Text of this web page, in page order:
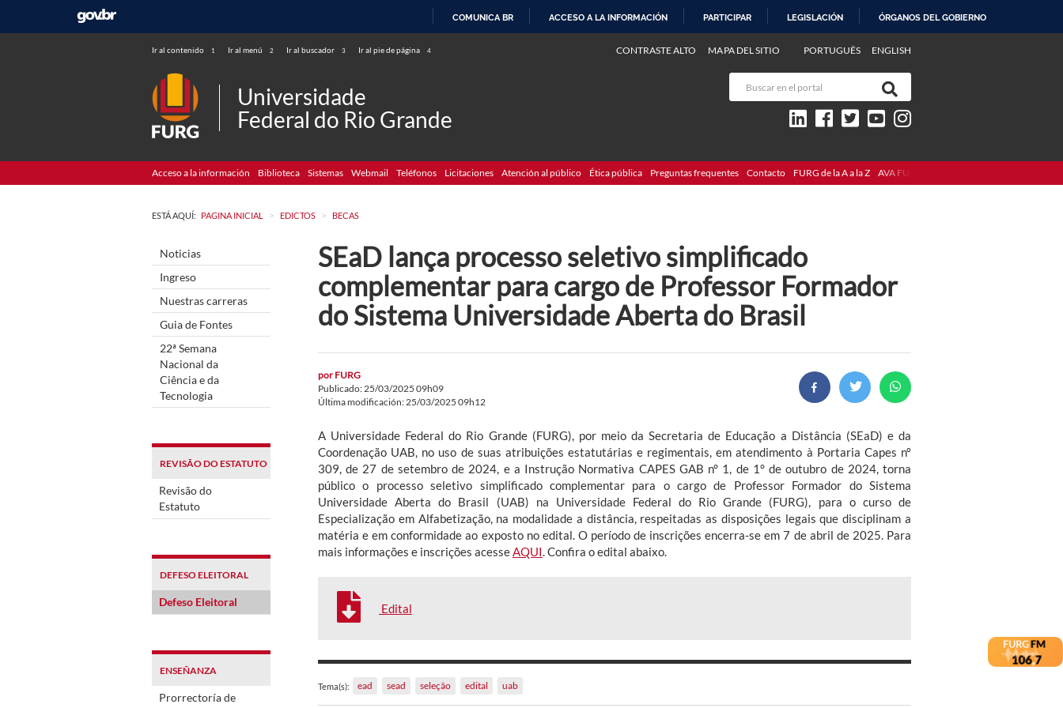
COMUNICA BR ACCESO A LA INFORMACIÓN PARTICIPAR LEGISLACIÓN ÓRGANOS DEL GOBIERNO
Ir al contenido 1 Ir al menú 2 Ir al buscador 3 Ir al pie de página 4 PORTUGUÊS ENGLISH
CONTRASTE ALTO MAPA DEL SITIO
Universidade
Federal do Rio Grande
Acceso a la información Biblioteca Sistemas Webmail Teléfonos Licitaciones Atención al público Ética pública Preguntas frequentes Contacto FURG de la A a la Z AVA FURG
ESTÁ AQUÍ: PAGINA INICIAL > EDICTOS > BECAS
Noticias
Ingreso
Nuestras carreras
Guia de Fontes
22ª Semana
Nacional da
Ciência e da
Tecnologia
REVISÃO DO ESTATUTO
Revisão do
Estatuto
DEFESO ELEITORAL
Defeso Eleitoral
ENSEÑANZA
Prorrectoría de
SEaD lança processo seletivo simplificado
complementar para cargo de Professor Formador
do Sistema Universidade Aberta do Brasil
por FURG
Publicado: 25/03/2025 09h09
Última modificación: 25/03/2025 09h12
A Universidade Federal do Rio Grande (FURG), por meio da Secretaria de Educação a Distância (SEaD) e da
Coordenação UAB, no uso de suas atribuições estatutárias e regimentais, em atendimento à Portaria Capes nº
309, de 27 de setembro de 2024, e a Instrução Normativa CAPES GAB n° 1, de 1° de outubro de 2024, torna
público o processo seletivo simplificado complementar para o cargo de Professor Formador do Sistema
Universidade Aberta do Brasil (UAB) na Universidade Federal do Rio Grande (FURG), para o curso de
Especialização em Alfabetização, na modalidade a distância, respeitadas as disposições legais que disciplinam a
matéria e em conformidade ao exposto no edital. O período de inscrições encerra-se em 7 de abril de 2025. Para
mais informações e inscrições acesse AQUI . Confira o edital abaixo.
Edital
Tema(s): ead sead seleção edital uab